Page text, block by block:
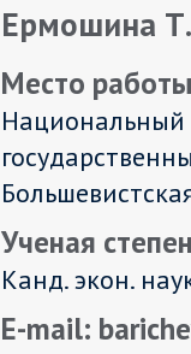
Ермошина
Место
Национальный
Ученая
Канд. экон.
E-mail: